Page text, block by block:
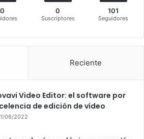
0 0
Suscriptores
101
Seguidores
Reciente
Video Editor: el software por
de edición de vídeo
06/2022